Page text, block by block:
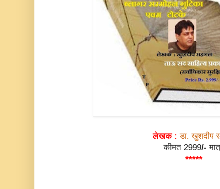
लेखक : डा. खुशदीप
कीमत 2999/-
*****